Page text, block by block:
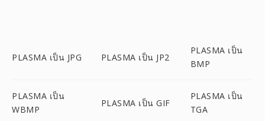
PLASMA เป็น JPG PLASMA เป็น JP2
PLASMA เป็น
BMP
PLASMA เป็น
WBMP
PLASMA เป็น GIF
PLASMA เป็น
TGA